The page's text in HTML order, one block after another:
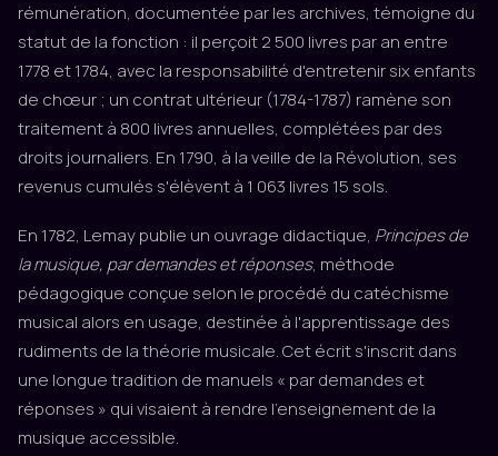
rémunération, documentée par les archives, témoigne du
statut de la fonction : il perçoit 2 500 livres par an entre
1778 et 1784, avec la responsabilité d'entretenir six enfants
de chœur ; un contrat ultérieur (1784-1787) ramène son
traitement à 800 livres annuelles, complétées par des
droits journaliers. En 1790, à la veille de la Révolution, ses
revenus cumulés s'élèvent à 1 063 livres 15 sols.
En 1782, Lemay publie un ouvrage didactique, Principes de
la musique, par demandes et réponses, méthode
pédagogique conçue selon le procédé du catéchisme
musical alors en usage, destinée à l'apprentissage des
rudiments de la théorie musicale. Cet écrit s'inscrit dans
une longue tradition de manuels « par demandes et
réponses » qui visaient à rendre l'enseignement de la
musique accessible.